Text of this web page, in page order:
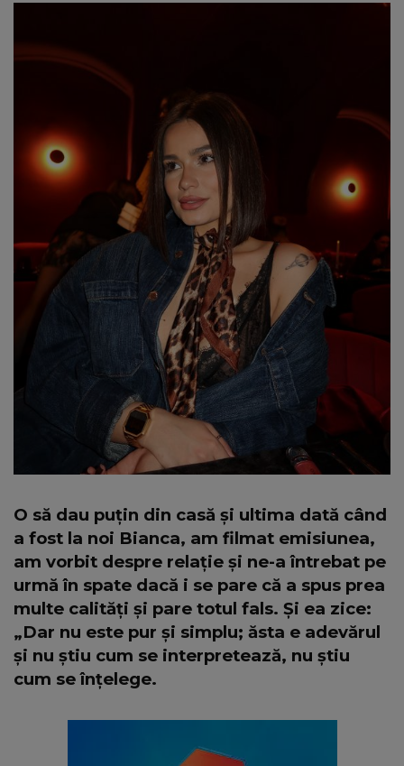
O să dau puțin din casă și ultima dată când
a fost la noi Bianca, am filmat emisiunea,
am vorbit despre relație și ne-a întrebat pe
urmă în spate dacă i se pare că a spus prea
multe calități și pare totul fals. Și ea zice:
„Dar nu este pur și simplu; ăsta e adevărul
și nu știu cum se interpretează, nu știu
cum se înțelege.